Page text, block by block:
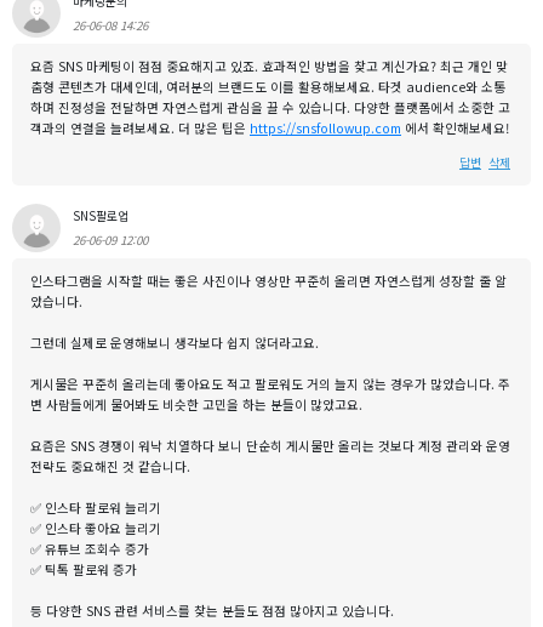
26-06-08 14:26
요즘 SNS 마케팅이 점점 중요해지고 있죠. 효과적인 방법을 찾고 계신가요? 최근 개인 맞
춤형 콘텐츠가 대세인데, 여러분의 브랜드도 이를 활용해보세요. 타겟 audience와 소통
하며 진정성을 전달하면 자연스럽게 관심을 끌 수 있습니다. 다양한 플랫폼에서 소중한 고
객과의 연결을 늘려보세요. 더 많은 팁은 https://snsfollowup.com 에서 확인해보세요!
답변 삭제
SNS팔로업
26-06-09 12:00
인스타그램을 시작할 때는 좋은 사진이나 영상만 꾸준히 올리면 자연스럽게 성장할 줄 알
았습니다.
그런데 실제로 운영해보니 생각보다 쉽지 않더라고요.
게시물은 꾸준히 올리는데 좋아요도 적고 팔로워도 거의 늘지 않는 경우가 많았습니다. 주
변 사람들에게 물어봐도 비슷한 고민을 하는 분들이 많았고요.
요즘은 SNS 경쟁이 워낙 치열하다 보니 단순히 게시물만 올리는 것보다 계정 관리와 운영
전략도 중요해진 것 같습니다.
✅ 인스타 팔로워 늘리기
✅ 인스타 좋아요 늘리기
✅ 유튜브 조회수 증가
✅ 틱톡 팔로워 증가
등 다양한 SNS 관련 서비스를 찾는 분들도 점점 많아지고 있습니다.